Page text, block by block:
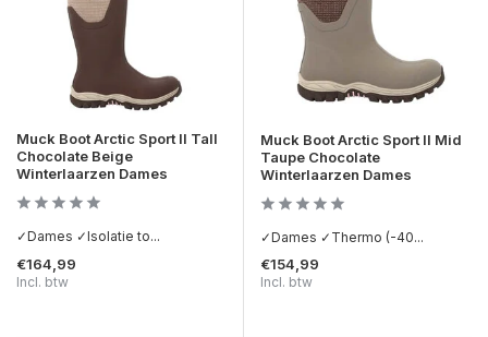
Muck Boot Arctic Sport II Tall
Chocolate Beige
Winterlaarzen Dames
✓Dames ✓Isolatie to...
€164,99
Incl. btw
Muck Boot Arctic Sport II Mid
Taupe Chocolate
Winterlaarzen Dames
✓Dames ✓Thermo (-40...
€154,99
Incl. btw